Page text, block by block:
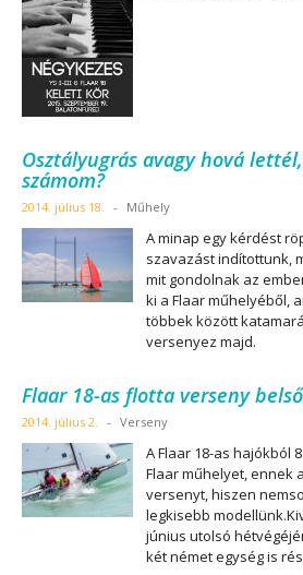
Osztályugrás avagy hová
számom?
2014. július 18. - Műhely
A minap egy kérdést
szavazást indítottunk,
mit gondolnak az
ki a Flaar műhelyéből,
többek között
versenyez majd.
Flaar 18-as flotta verseny
2014. július 2. - Verseny
A Flaar 18-as hajókból
Flaar műhelyet, ennek
versenyt, hiszen
legkisebb
június utolsó
két német egység is